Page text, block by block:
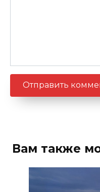
Вам также